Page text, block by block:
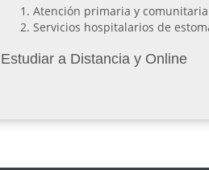
Atención primaria y
Servicios hospitalarios de
Estudiar a Distancia y Online